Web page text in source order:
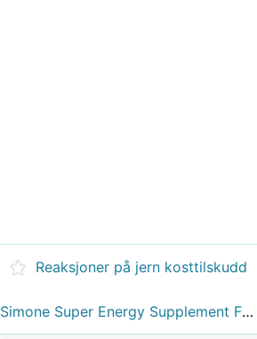
Reaksjoner på jern kosttilskudd
Simone Super Energy Supplement Fakta